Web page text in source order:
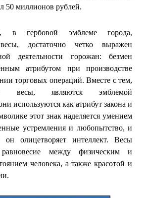
50 миллионов рублей.
в гербовой эмблеме города,
достаточно четко выражен
деятельности горожан: безмен
атрибутом при производстве
торговых операций. Вместе с тем,
весы, являются эмблемой
используются как атрибут закона и
этот знак наделяется умением
устремления и любопытство, и
олицетворяет интеллект. Весы
равновесие между физическим и
человека, а также красотой и